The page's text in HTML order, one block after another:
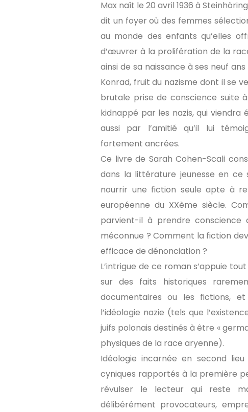
Max naît le 20 avril 1936 à
dit un foyer où des femmes
au monde des enfants qu’elles
d’œuvrer à la prolifération de la
ainsi de sa naissance à ses neuf
Konrad, fruit du nazisme dont il se
brutale prise de conscience suite
kidnappé par les nazis, qui
aussi par l’amitié qu’il lui
fortement ancrées.
Ce livre de Sarah Cohen-Scali
dans la littérature jeunesse en
nourrir une fiction seule apte à
européenne du XXème siècle.
parvient-il à prendre conscience
méconnue ? Comment la fiction
efficace de dénonciation ?
L’intrigue de ce roman s’appuie
sur des faits historiques
documentaires ou les fictions,
l’idéologie nazie (tels que
juifs polonais destinés à être «
physiques de la race aryenne).
Idéologie incarnée en second
cyniques rapportés à la première
révulser le lecteur qui reste
délibérément provocateurs,